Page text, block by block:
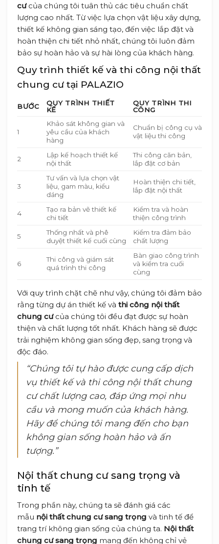
cưcủa chúng tôi tuân thủ các tiêu chuẩn chất
lượng cao nhất. Từ việc lựa chọn vật liệu xây dựng,
thiết kế không gian sáng tạo, đến việc lắp đặt và
hoàn thiện chi tiết nhỏ nhất, chúng tôi luôn đảm
bảo sự hoàn hảo và sự hài lòng của khách hàng.
Quy trình thiết kế và thi công nội thất
chung cư tại PALAZIO
BƯỚC
QUY TRÌNH THIẾT
KẾ
QUY TRÌNH THI
CÔNG
1
Khảo sát không gian và
yêu cầu của khách
hàng
Chuẩn bị công cụ và
vật liệu thi công
2
Lập kế hoạch thiết kế
nội thất
Thi công căn bản,
lắp đặt cơ bản
3
Tư vấn và lựa chọn vật
liệu, gam màu, kiểu
dáng
Hoàn thiện chi tiết,
lắp đặt nội thất
4
Tạo ra bản vẽ thiết kế
chi tiết
Kiểm tra và hoàn
thiện công trình
5
Thống nhất và phê
duyệt thiết kế cuối cùng
Kiểm tra đảm bảo
chất lượng
6
Thi công và giám sát
quá trình thi công
Bàn giao công trình
và kiểm tra cuối
cùng
Với quy trình chặt chẽ như vậy, chúng tôi đảm bảo
rằng từng dự án thiết kế và thi công nội thất
chung cưcủa chúng tôi đều đạt được sự hoàn
thiện và chất lượng tốt nhất. Khách hàng sẽ được
trải nghiệm không gian sống đẹp, sang trọng và
độc đáo.
“Chúng tôi tự hào được cung cấp dịch
vụ thiết kế và thi công nội thất chung
cư chất lượng cao, đáp ứng mọi nhu
cầu và mong muốn của khách hàng.
Hãy để chúng tôi mang đến cho bạn
không gian sống hoàn hảo và ấn
tượng.”
Nội thất chung cư sang trọng và
tinh tế
Trong phần này, chúng ta sẽ đánh giá các
mẫu nội thất chung cư sang trọng và tinh tế để
trang trí không gian sống của chúng ta. Nội thất
chung cư sang trọng mang đến không chỉ vẻ